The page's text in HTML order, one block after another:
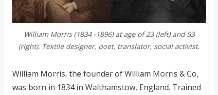
William Morris (1834 -1896) at age of 23 (left) and 53
(right). Textile designer, poet, translator, social activist.
William Morris, the founder of William Morris & Co,
was born in 1834 in Walthamstow, England. Trained